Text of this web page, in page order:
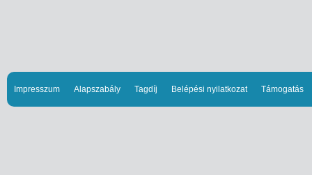
Impresszum Alapszabály Tagdíj Belépési nyilatkozat Támogatás